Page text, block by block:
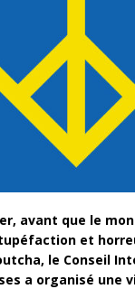
avant que le
et
le Conseil
a organisé une